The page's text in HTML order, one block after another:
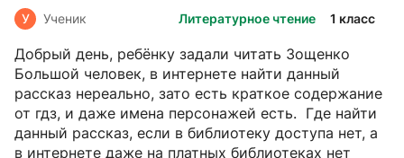
Литературное чтение 1 класс
У Ученик
Добрый день, ребёнку задали читать Зощенко
Большой человек, в интернете найти данный
рассказ нереально, зато есть краткое содержание
от гдз, и даже имена персонажей есть. Где найти
данный рассказ, если в библиотеку доступа нет, а
в интернете даже на платных библиотеках нет